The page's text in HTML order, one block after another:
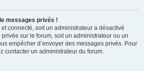
messages privés !
connecté, soit un administrateur a désactivé
sur le forum, soit un administrateur ou un
empêcher d’envoyer des messages privés. Pour
contacter un administrateur du forum.